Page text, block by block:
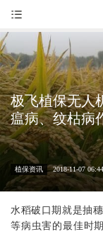
极飞植保无人
瘟病、纹枯病
植保资讯 2018-11-07 06:44
水稻破口期就是抽
等病虫害的最佳时